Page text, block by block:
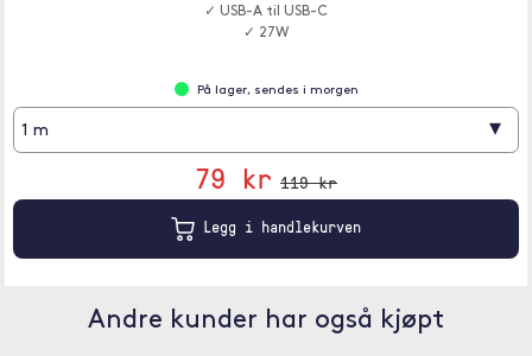
✓ USB-A til USB-C
✓ 27W
På lager, sendes i morgen
1 m ▾
79 kr 119 kr
Legg i handlekurven
Andre kunder har også kjøpt